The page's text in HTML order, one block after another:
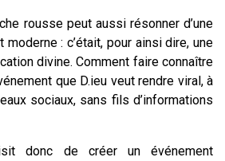
rousse peut aussi résonner d’une
moderne : c’était, pour ainsi dire, une
divine. Comment faire connaître
que D.ieu veut rendre viral, à
sociaux, sans fils d’informations
donc de créer un événement